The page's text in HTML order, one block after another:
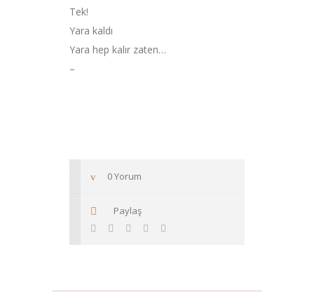
Tek!
Yara kaldı
Yara hep kalır zaten…
–
0 Yorum
Paylaş